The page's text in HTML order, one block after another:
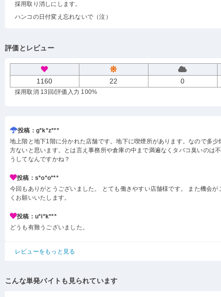
採用取り消しにします。
ハンコの日付変え忘れないで（泣）
評価とレビュー
1160 22 0
採用取消 13回/評価入力 100%
投稿：g*k*z***
地上階と地下1階に分かれた店舗です。地下に喫煙所があります。なので多
方ないと思います。とは言え事務所や倉庫の中まで満遍なくタバコ臭いのは
うしてなんですかね？
投稿：s*o*o***
今回もありがとうございました。 とても働きやすい店舗様です。 また機会が
くお願いいたします。
投稿：u*i*k***
どうも有難うございました。
レビューをもっと見る
こんな単発バイトも見られています